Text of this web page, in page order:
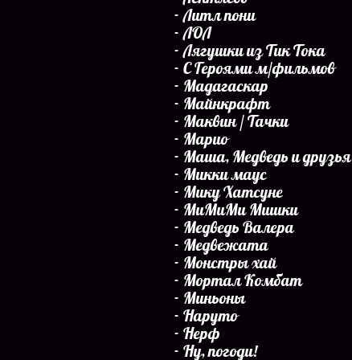
Литл пони
ЛОЛ
Лягушки из Тик Тока
С Героями м/фильмов
Мадагаскар
Майнкрафт
Маквин / Тачки
Марио
Маша, Медведь и друзья
Микки маус
Мику Хатсуне
МиМиМи Мишки
Медведь Валера
Медвежата
Монстры хай
Мортал Комбат
Миньоны
Наруто
Нерф
Ну, погоди!